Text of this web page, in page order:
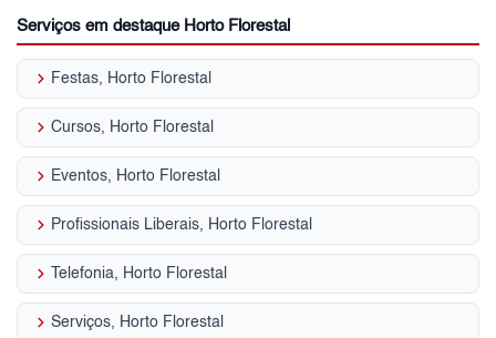
Serviços em destaque Horto Florestal
keyboard_arrow_right Festas, Horto Florestal
keyboard_arrow_right Cursos, Horto Florestal
keyboard_arrow_right Eventos, Horto Florestal
keyboard_arrow_right Profissionais Liberais, Horto Florestal
keyboard_arrow_right Telefonia, Horto Florestal
keyboard_arrow_right Serviços, Horto Florestal